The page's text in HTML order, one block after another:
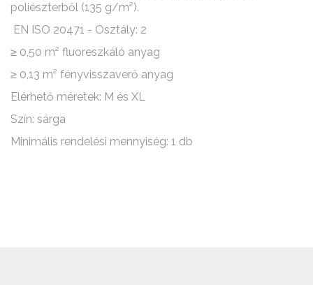
poliészterből (135 g/m²).
EN ISO 20471 - Osztály: 2
≥ 0,50 m² fluoreszkáló anyag
≥ 0,13 m² fényvisszaverő anyag
Elérhető méretek: M és XL
Szín: sárga
Minimális rendelési mennyiség: 1 db